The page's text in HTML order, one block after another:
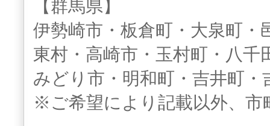
【群馬県】
伊勢崎市・板倉町・大泉町・
東村・高崎市・玉村町・八千
みどり市・明和町・吉井町・
※ご希望により記載以外、市